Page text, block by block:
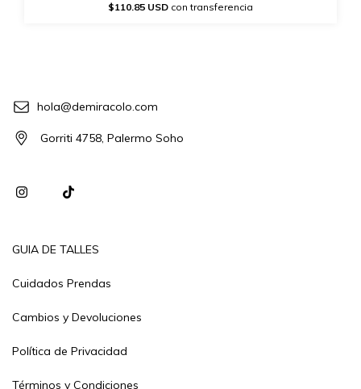
$110.85 USD con transferencia
hola@demiracolo.com
Gorriti 4758, Palermo Soho
GUIA DE TALLES
Cuidados Prendas
Cambios y Devoluciones
Política de Privacidad
Términos y Condiciones